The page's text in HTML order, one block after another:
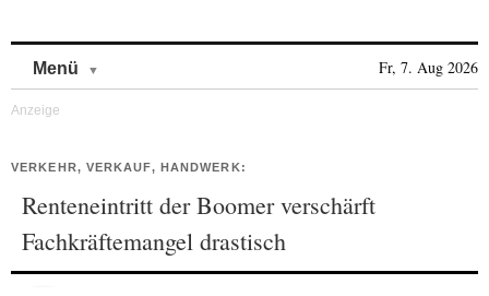
Menü Fr, 7. Aug 2026
VERKEHR, VERKAUF, HANDWERK:
Renteneintritt der Boomer verschärft
Fachkräftemangel drastisch